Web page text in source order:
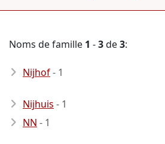
Noms de famille 1 -3de3:
Nijhof- 1
Nijhuis - 1
NN - 1